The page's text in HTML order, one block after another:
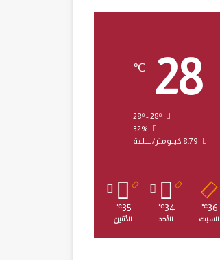
28
℃
32%
8.79 كيلومتر/ساعة
36
℃
السبت
34
℃
الأحد
35
℃
الأثنين